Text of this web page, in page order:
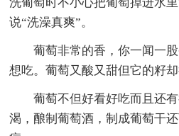
说“洗澡真爽”。
葡萄非常的香，你一闻一
想吃。葡萄又酸又甜但它的籽却
葡萄不但好看好吃而且还
渴，酿制葡萄酒，制成葡萄干